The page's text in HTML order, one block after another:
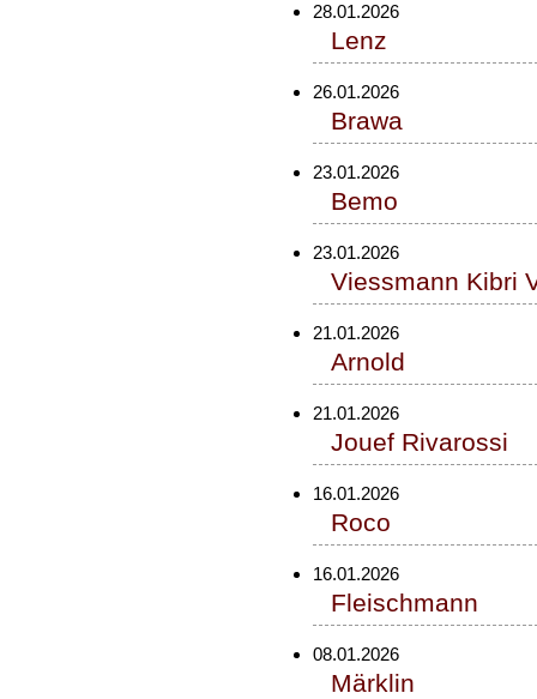
28.01.2026
Lenz
26.01.2026
Brawa
23.01.2026
Bemo
23.01.2026
Viessmann Kibri
21.01.2026
Arnold
21.01.2026
Jouef Rivarossi
16.01.2026
Roco
16.01.2026
Fleischmann
08.01.2026
Märklin